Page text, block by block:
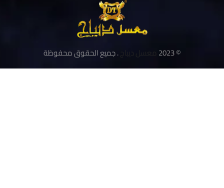
معسل ديباج. جميع الحقوق محفوظة